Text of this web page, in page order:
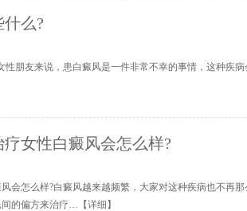
么?
性朋友来说，患白癜风是一件非常不幸的事情，这种疾
女性白癜风会怎么样?
会怎么样?白癜风越来越频繁，大家对这种疾病也不再
的偏方来治疗…【详细 】